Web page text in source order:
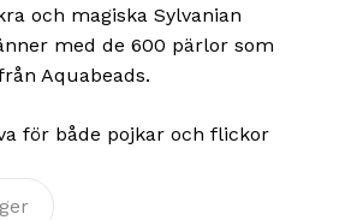
och magiska Sylvanian
med de 600 pärlor som
Aquabeads.
för både pojkar och flickor